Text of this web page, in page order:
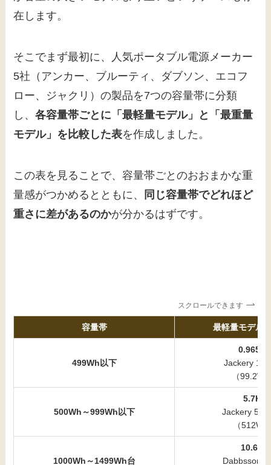
在します。
そこでまず最初に、人気ポータブル電源メーカー
5社（アンカー、ブルーティ、ダブソン、エコフ
ロー、ジャクリ）の製品を7つの容量帯に分類
し、各容量帯ごとに「最軽量モデル」と「最重量
モデル」を比較した表を作成しました。
この表を見ることで、容量帯ごとのおおまかな重
量感がつかめるとともに、
同じ容量帯でどれほど
重さに差があるのかが分かるはずです。
スクロールできます
容量帯 最軽量モデル
499Wh以下
Jackery
（
500Wh～999Wh以下
5.7Kg
Jackery
（
1000Wh～1499Wh台
10.6Kg
Dabbsson